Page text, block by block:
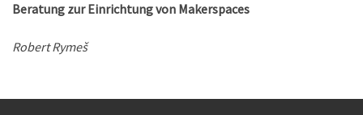
Beratung zur Einrichtung von Makerspaces
Robert Rymeš